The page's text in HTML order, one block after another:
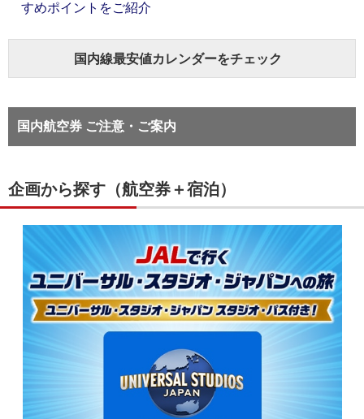
すめポイントをご紹介
国内線最安値カレンダーをチェック
国内航空券 ご注意・ご案内
企画から探す（航空券＋宿泊）